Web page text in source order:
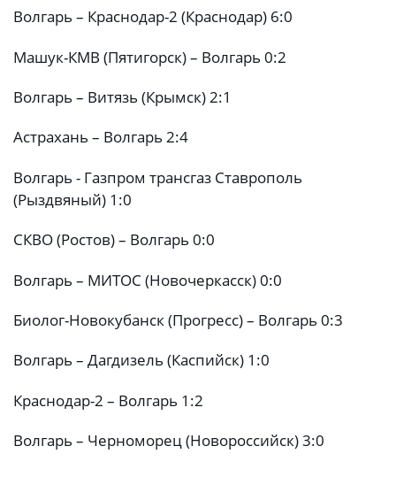
Волгарь – Краснодар-2 (Краснодар) 6:0
Машук-КМВ (Пятигорск) – Волгарь 0:2
Волгарь – Витязь (Крымск) 2:1
Астрахань – Волгарь 2:4
Волгарь - Газпром трансгаз Ставрополь
(Рыздвяный) 1:0
СКВО (Ростов) – Волгарь 0:0
Волгарь – МИТОС (Новочеркасск) 0:0
Биолог-Новокубанск (Прогресс) – Волгарь 0:3
Волгарь – Дагдизель (Каспийск) 1:0
Краснодар-2 – Волгарь 1:2
Волгарь – Черноморец (Новороссийск) 3:0